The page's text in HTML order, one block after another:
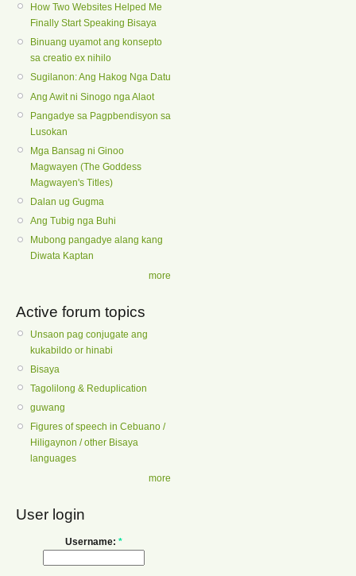
How Two Websites Helped Me
Finally Start Speaking Bisaya
Binuang uyamot ang konsepto
sa creatio ex nihilo
Sugilanon: Ang Hakog Nga Datu
Ang Awit ni Sinogo nga Alaot
Pangadye sa Pagpbendisyon sa
Lusokan
Mga Bansag ni Ginoo
Magwayen (The Goddess
Magwayen's Titles)
Dalan ug Gugma
Ang Tubig nga Buhi
Mubong pangadye alang kang
Diwata Kaptan
more
Active forum topics
Unsaon pag conjugate ang
kukabildo or hinabi
Bisaya
Tagolilong & Reduplication
guwang
Figures of speech in Cebuano /
Hiligaynon / other Bisaya
languages
more
User login
Username: *